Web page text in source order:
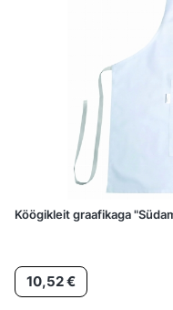
Köögikleit graafikaga
Hind10,52 €